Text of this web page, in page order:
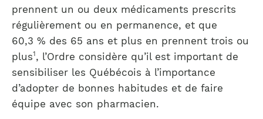
prennent un ou deux médicaments prescrits
régulièrement ou en permanence, et que
60,3 % des 65 ans et plus en prennent trois ou
plus1 , l’Ordre considère qu’il est important de
sensibiliser les Québécois à l’importance
d’adopter de bonnes habitudes et de faire
équipe avec son pharmacien.